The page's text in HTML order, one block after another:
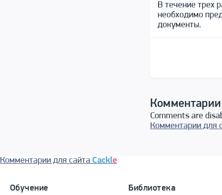
В течение трех
необходимо
документы.
Comments are
Комментарии для
Комментарии для сайта Cackle
Обучение Библиотека